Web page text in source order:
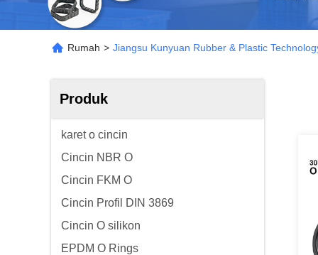
Rumah > Jiangsu Kunyuan Rubber & Plastic
Produk
karet o cincin
Cincin NBR O
Cincin FKM O
Cincin Profil DIN 3869
Cincin O silikon
EPDM O Rings